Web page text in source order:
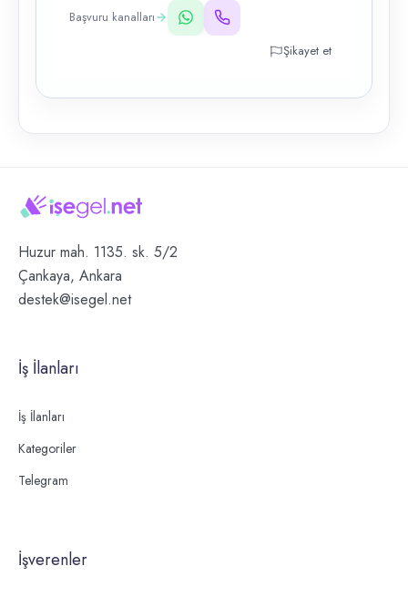
Başvuru kanalları
Şikayet et
Huzur mah. 1135. sk. 5/2
Çankaya, Ankara
destek@isegel.net
İş İlanları
İş İlanları
Kategoriler
Telegram
İşverenler